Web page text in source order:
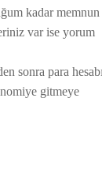
kadar memnun
var ise yorum
sonra para
gitmeye